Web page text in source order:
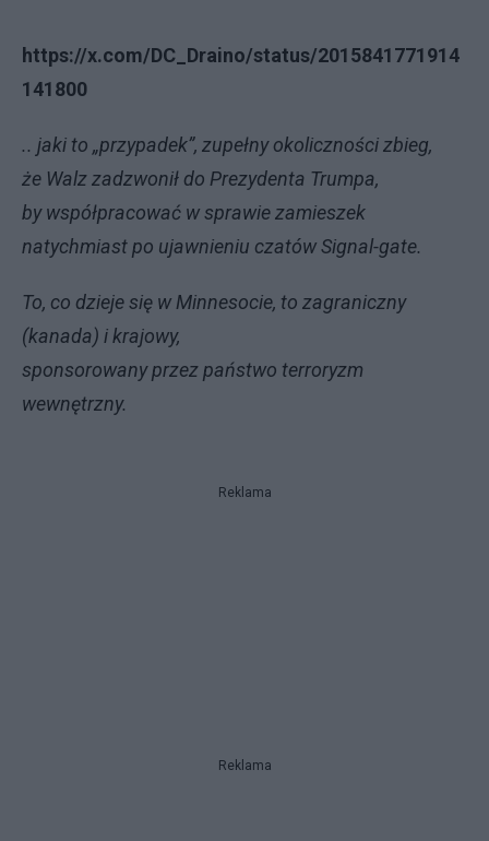
https://x.com/DC_Draino/status/2015841771914
141800
.. jaki to „przypadek”, zupełny okoliczności zbieg,
że Walz zadzwonił do Prezydenta Trumpa,
by współpracować w sprawie zamieszek
natychmiast po ujawnieniu czatów Signal-gate.
To, co dzieje się w Minnesocie, to zagraniczny
(kanada) i krajowy,
sponsorowany przez państwo terroryzm
wewnętrzny.
Reklama
Reklama